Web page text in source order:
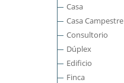
Casa
Casa Campestre
Consultorio
Dúplex
Edificio
Finca